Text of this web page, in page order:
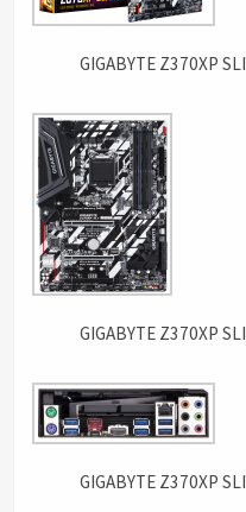
GIGABYTE Z370XP SLI
GIGABYTE Z370XP SLI
GIGABYTE Z370XP SLI